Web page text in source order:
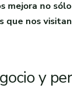
mejora no
que nos
y